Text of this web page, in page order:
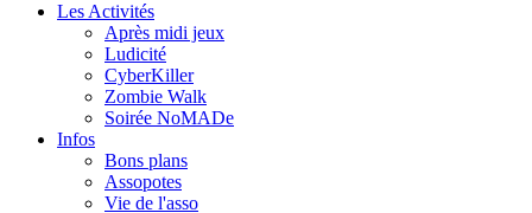
Les Activités
Après midi jeux
Ludicité
CyberKiller
Zombie Walk
Soirée NoMADe
Infos
Bons plans
Assopotes
Vie de l'asso